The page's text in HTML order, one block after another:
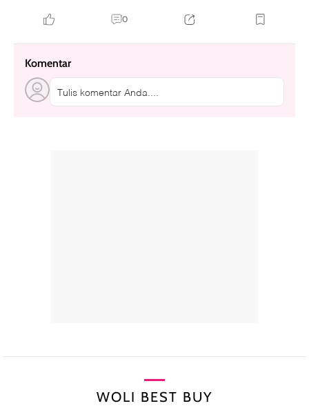
0
Komentar
Tulis komentar Anda....
WOLI BEST BUY